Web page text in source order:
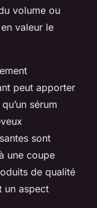
volume ou
valeur le
peut apporter
sérum
sont
une coupe
de qualité
un aspect